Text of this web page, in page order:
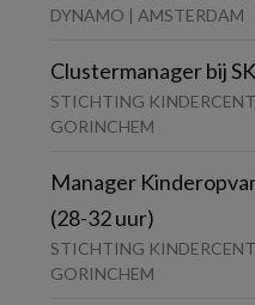
DYNAMO | AMSTERDAM
Clustermanager bij
STICHTING
GORINCHEM
Manager
(28-32 uur)
STICHTING
GORINCHEM